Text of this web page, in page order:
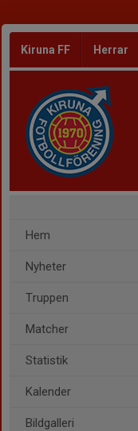
Kiruna FF Herrar
Hem
Nyheter
Truppen
Matcher
Statistik
Kalender
Bildgalleri